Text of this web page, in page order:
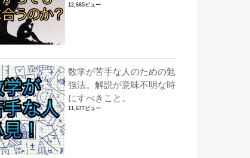
12,665ビュー
数学が苦手な人のための勉
強法。解説が意味不明な時
にすべきこと。
11,677ビュー